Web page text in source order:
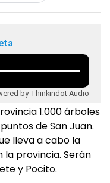
by Thinkindot Audio
1.000 árboles
de San Juan.
lleva a cabo la
la provincia. Serán
y Pocito.